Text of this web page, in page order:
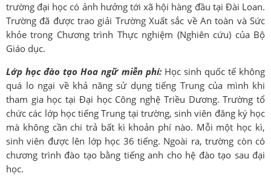
trường đại học có ảnh hưởng tới xã hội hàng đầu tại Đài Loan.
Trường đã được trao giải Trường Xuất sắc về An toàn và Sức
khỏe trong Chương trình Thực nghiệm (Nghiên cứu) của Bộ
Giáo dục.
Lớp học đào tạo Hoa ngữ miễn phí:Học sinh quốc tế không
quá lo ngại về khả năng sử dụng tiếng Trung của mình khi
tham gia học tại Đại học Công nghệ Triều Dương. Trường tổ
chức các lớp học tiếng Trung tại trường, sinh viên đăng ký học
mà không cần chi trả bất kì khoản phí nào. Mỗi một học kì,
sinh viên được lên lớp học 36 tiếng. Ngoài ra, trường còn có
chương trình đào tạo bằng tiếng anh cho hệ đào tạo sau đại
học.